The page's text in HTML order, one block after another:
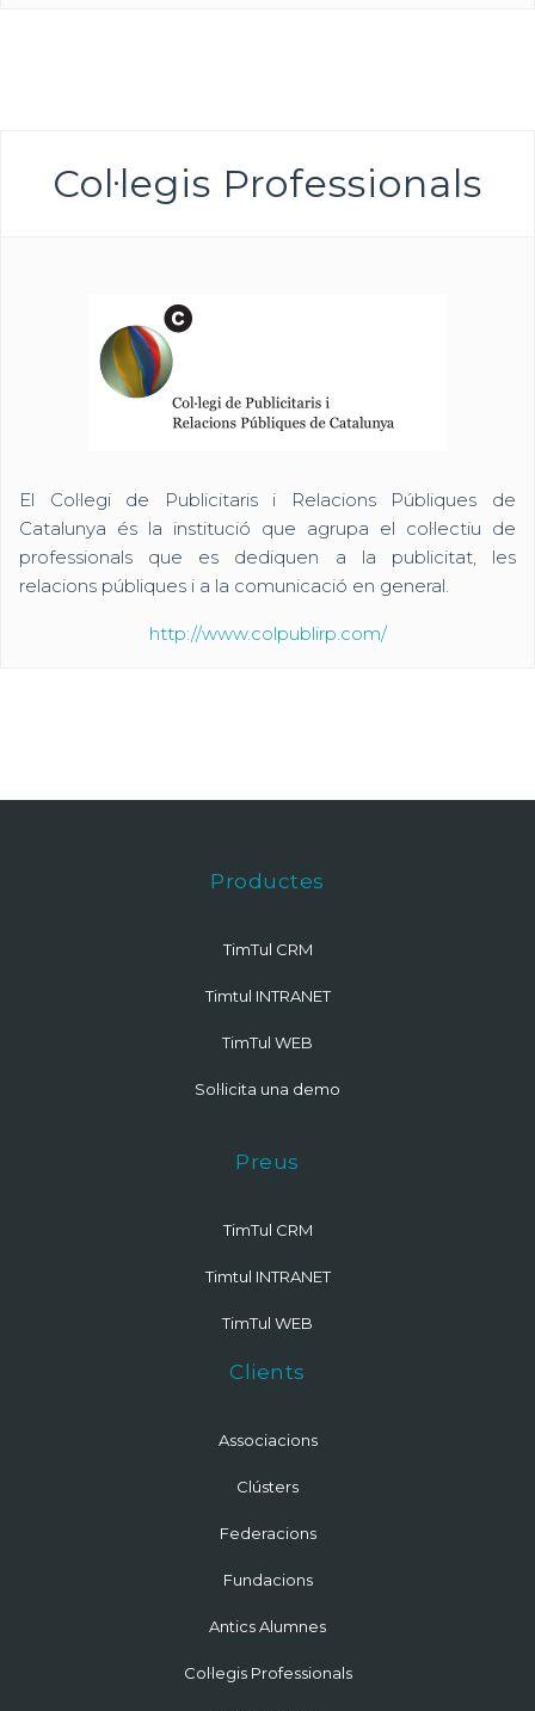
Col·legis Professionals
El Col·legi de Publicitaris i Relacions Públiques de
Catalunya és la institució que agrupa el col·lectiu de
professionals que es dediquen a la publicitat, les
relacions públiques i a la comunicació en general.
http://www.colpublirp.com/
Productes
TimTul CRM
Timtul INTRANET
TimTul WEB
Sol·licita una demo
Preus
TimTul CRM
Timtul INTRANET
TimTul WEB
Clients
Associacions
Clústers
Federacions
Fundacions
Antics Alumnes
Col·legis Professionals